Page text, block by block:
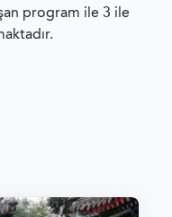
program ile 3 ile